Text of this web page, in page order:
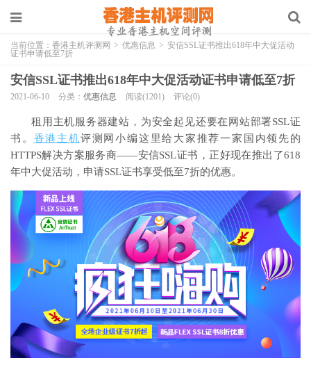
当前位置： 香港主机评测网 > 优惠信息 > 安信SSL证书推出618年中大促活动
证书申请低至7折
安信SSL证书推出618年中大促活动证书申请低至7折
2021-06-10 分类： 优惠信息 阅读(1201) 评论(0)
租用主机服务器建站，为安全起见还要在网站部署SSL证
书。 香港主机评测网小编这里给大家推荐一家国内领先的
HTTPS解决方案服务商——安信SSL证书，正好现在推出了618
年中大促活动，申请SSL证书享受低至7折的优惠。